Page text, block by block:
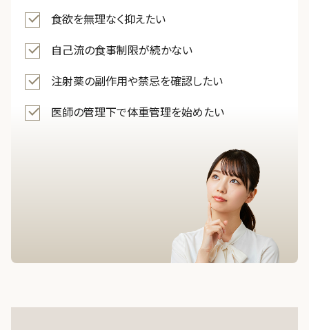
食欲を無理なく抑えたい
自己流の食事制限が続かない
注射薬の副作用や禁忌を確認したい
医師の管理下で体重管理を始めたい